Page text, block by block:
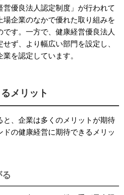
営優良法人認定制度」が行われて
場企業のなかで優れた取り組みを
す。一方で、健康経営優良法人
ず、より幅広い部門を設定し、
を認定しています。
メリット
と、企業は多くのメリットが期待
の健康経営に期待できるメリッ
る